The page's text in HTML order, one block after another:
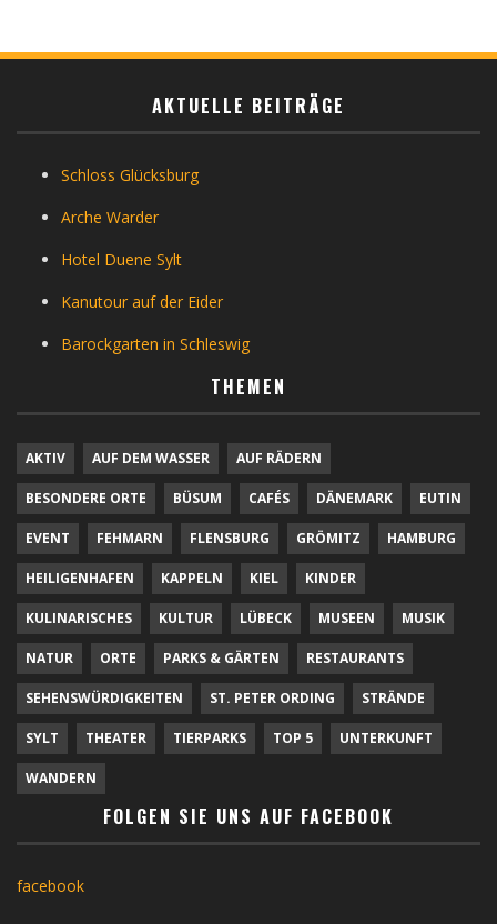
AKTUELLE BEITRÄGE
Schloss Glücksburg
Arche Warder
Hotel Duene Sylt
Kanutour auf der Eider
Barockgarten in Schleswig
THEMEN
AKTIV AUF DEM WASSER AUF RÄDERN
BESONDERE ORTE BÜSUM CAFÉS DÄNEMARK EUTIN
EVENT FEHMARN FLENSBURG GRÖMITZ HAMBURG
HEILIGENHAFEN KAPPELN KIEL KINDER
KULINARISCHES KULTUR LÜBECK MUSEEN MUSIK
NATUR ORTE PARKS & GÄRTEN RESTAURANTS
SEHENSWÜRDIGKEITEN ST. PETER ORDING STRÄNDE
SYLT THEATER TIERPARKS TOP 5 UNTERKUNFT
WANDERN
FOLGEN SIE UNS AUF FACEBOOK
facebook